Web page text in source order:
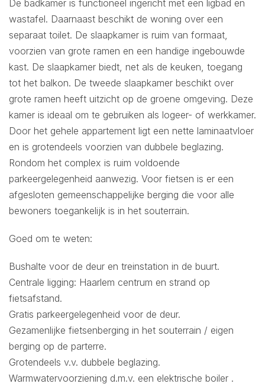
De badkamer is functioneel ingericht met een ligbad en
wastafel. Daarnaast beschikt de woning over een
separaat toilet. De slaapkamer is ruim van formaat,
voorzien van grote ramen en een handige ingebouwde
kast. De slaapkamer biedt, net als de keuken, toegang
tot het balkon. De tweede slaapkamer beschikt over
grote ramen heeft uitzicht op de groene omgeving. Deze
kamer is ideaal om te gebruiken als logeer- of werkkamer.
Door het gehele appartement ligt een nette laminaatvloer
en is grotendeels voorzien van dubbele beglazing.
Rondom het complex is ruim voldoende
parkeergelegenheid aanwezig. Voor fietsen is er een
afgesloten gemeenschappelijke berging die voor alle
bewoners toegankelijk is in het souterrain.
Goed om te weten:
Bushalte voor de deur en treinstation in de buurt.
Centrale ligging: Haarlem centrum en strand op
fietsafstand.
Gratis parkeergelegenheid voor de deur.
Gezamenlijke fietsenberging in het souterrain / eigen
berging op de parterre.
Grotendeels v.v. dubbele beglazing.
Warmwatervoorziening d.m.v. een elektrische boiler .